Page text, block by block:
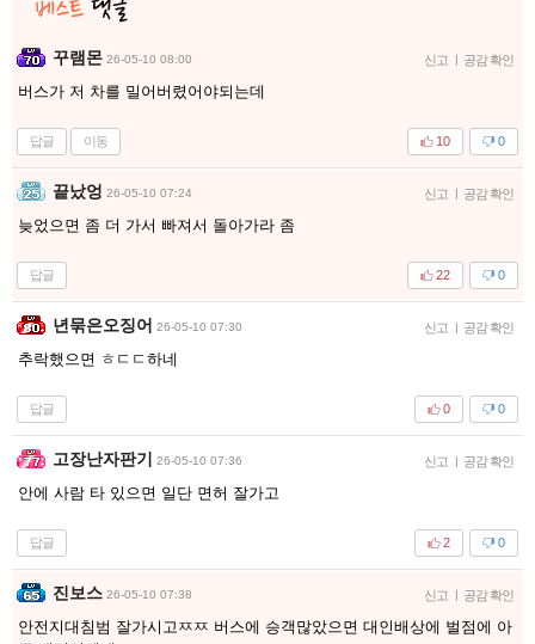
꾸램몬 26-05-10 08:00 신고 | 공감 확인
버스가 저 차를 밀어버렸어야되는데
답글 이동 0
10
끝났엉 26-05-10 07:24 신고 | 공감 확인
늦었으면 좀 더 가서 빠져서 돌아가라 좀
답글 0
22
년묶은오징어 26-05-10 07:30 신고 | 공감 확인
추락했으면 ㅎㄷㄷ하네
답글 0
0
고장난자판기 26-05-10 07:36 신고 | 공감 확인
안에 사람 타 있으면 일단 면허 잘가고
답글 0
2
진보스 26-05-10 07:38 신고 | 공감 확인
안전지대침범 잘가시고ㅉㅉ 버스에 승객많았으면 대인배상에 벌점에 아